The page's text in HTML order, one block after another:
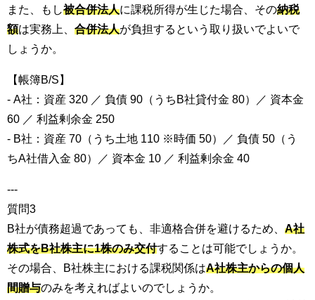
また、もし被合併法人に課税所得が生じた場合、その納税
額は実務上、 合併法人が負担するという取り扱いでよいで
しょうか。
【帳簿B/S】
- A社：資産 320 ／ 負債 90（うちB社貸付金 80）／ 資本金
60 ／ 利益剰余金 250
- B社：資産 70（うち土地 110 ※時価 50）／ 負債 50（う
ちA社借入金 80）／ 資本金 10 ／ 利益剰余金 40
---
質問3
B社が債務超過であっても、非適格合併を避けるため、 A社
株式をB社株主に1株のみ交付することは可能でしょうか。
その場合、B社株主における課税関係はA社株主からの個人
間贈与のみを考えればよいのでしょうか。